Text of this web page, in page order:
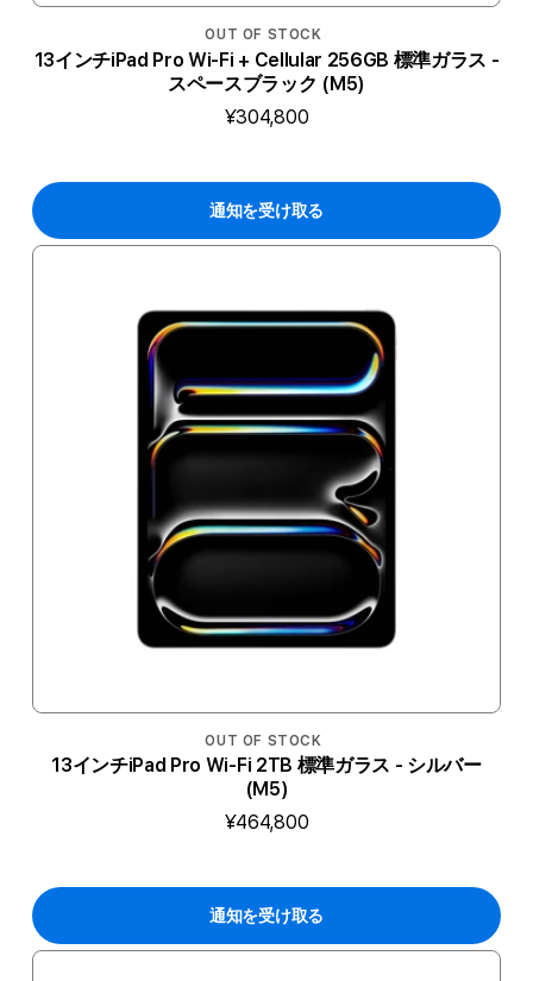
OUT OF STOCK
13インチiPad Pro Wi-Fi + Cellular 256GB 標準ガラス -
スペースブラック (M5)
¥304,800
通知を受け取る
OUT OF STOCK
13インチiPad Pro Wi-Fi 2TB 標準ガラス - シルバー
(M5)
¥464,800
通知を受け取る